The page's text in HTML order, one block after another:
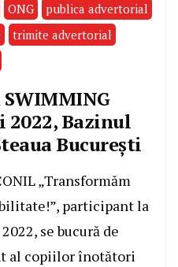
ONG
publica advertorial
trimite advertorial
SWIMMING
2022, Bazinul
București
„Transformăm
participant la
se bucură de
al copiilor înotători